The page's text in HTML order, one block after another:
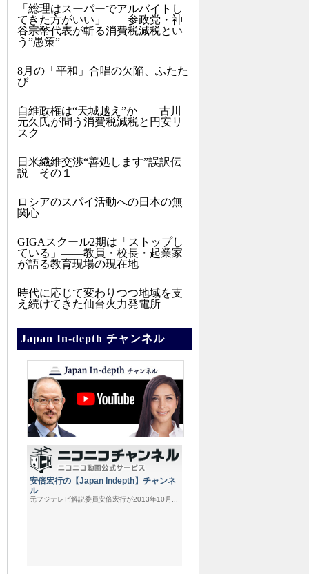
「総理はスーパーでアルバイトし
てきた方がいい」――参政党・神
谷宗幣代表が斬る消費税減税とい
う”愚策”
8月の「平和」合唱の欠陥、ふたた
び
自維政権は“天城越え”か――古川
元久氏が問う消費税減税と円安リ
スク
日米繊維交渉“善処します”誤訳伝
説 その１
ロシアのスパイ活動への日本の無
関心
GIGAスクール2期は「ストップし
ている」——教員・校長・起業家
が語る教育現場の現在地
時代に応じて変わりつつ地域を支
え続けてきた仙台火力発電所
Japan In-depth チャンネル